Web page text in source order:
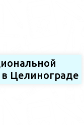
в Целинограде